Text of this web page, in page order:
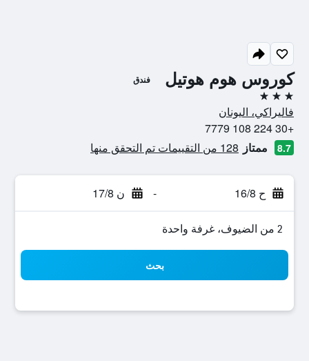
كوروس هوم هوتيل فندق
3 نجوم
فاليراكي، اليونان
+30 224 108 7779
8.7 ممتاز 128 من التقييمات تم التحقق منها
ح 16/8 - ن 17/8
2 من الضيوف، غرفة واحدة
بحث